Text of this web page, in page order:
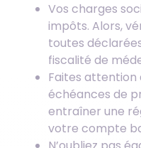
Vos charges
impôts. Alors,
toutes
fiscalité de
Faites attention
échéances de
entraîner une
votre compte